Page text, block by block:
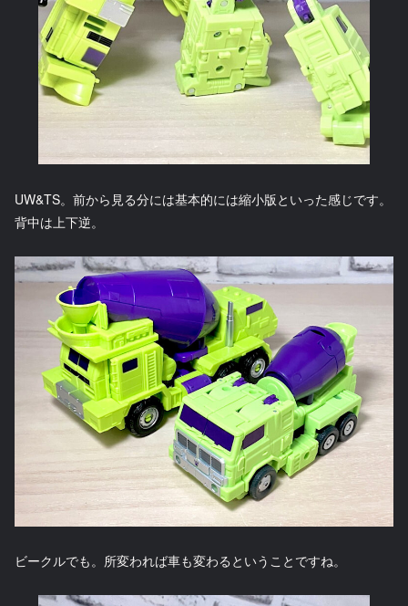
UW&TS。前から見る分には基本的には縮小版といった感じです。
背中は上下逆。
ビークルでも。所変われば車も変わるということですね。